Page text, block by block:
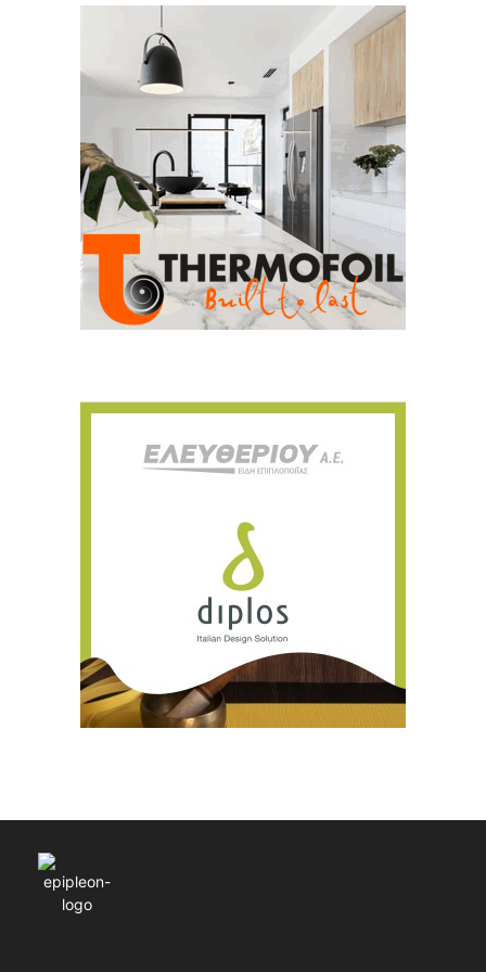
Για να μαθαίνετε πρώτοι τα νέα και όλες
τις τάσεις του κλάδου, εγγραφείτε στο
newsletter μας!
Email
Γράψτε εδώ το email σας
ΕΓΓΡΑΦΉ